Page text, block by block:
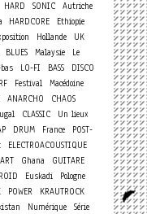
HARD SONIC Autriche
HARDCORE
Ethiopie
Hollande
UK
BLUES Malaysie
Le
LO-FI BASS
DISCO
Festival Macédoine
ANARCHO
CHAOS
CLASSIC
Un lieux
DRUM France
POST-
ELECTROACOUSTIQUE
ART Ghana
GUITARE
Euskadi
Pologne
POWER
KRAUTROCK
Numérique Série